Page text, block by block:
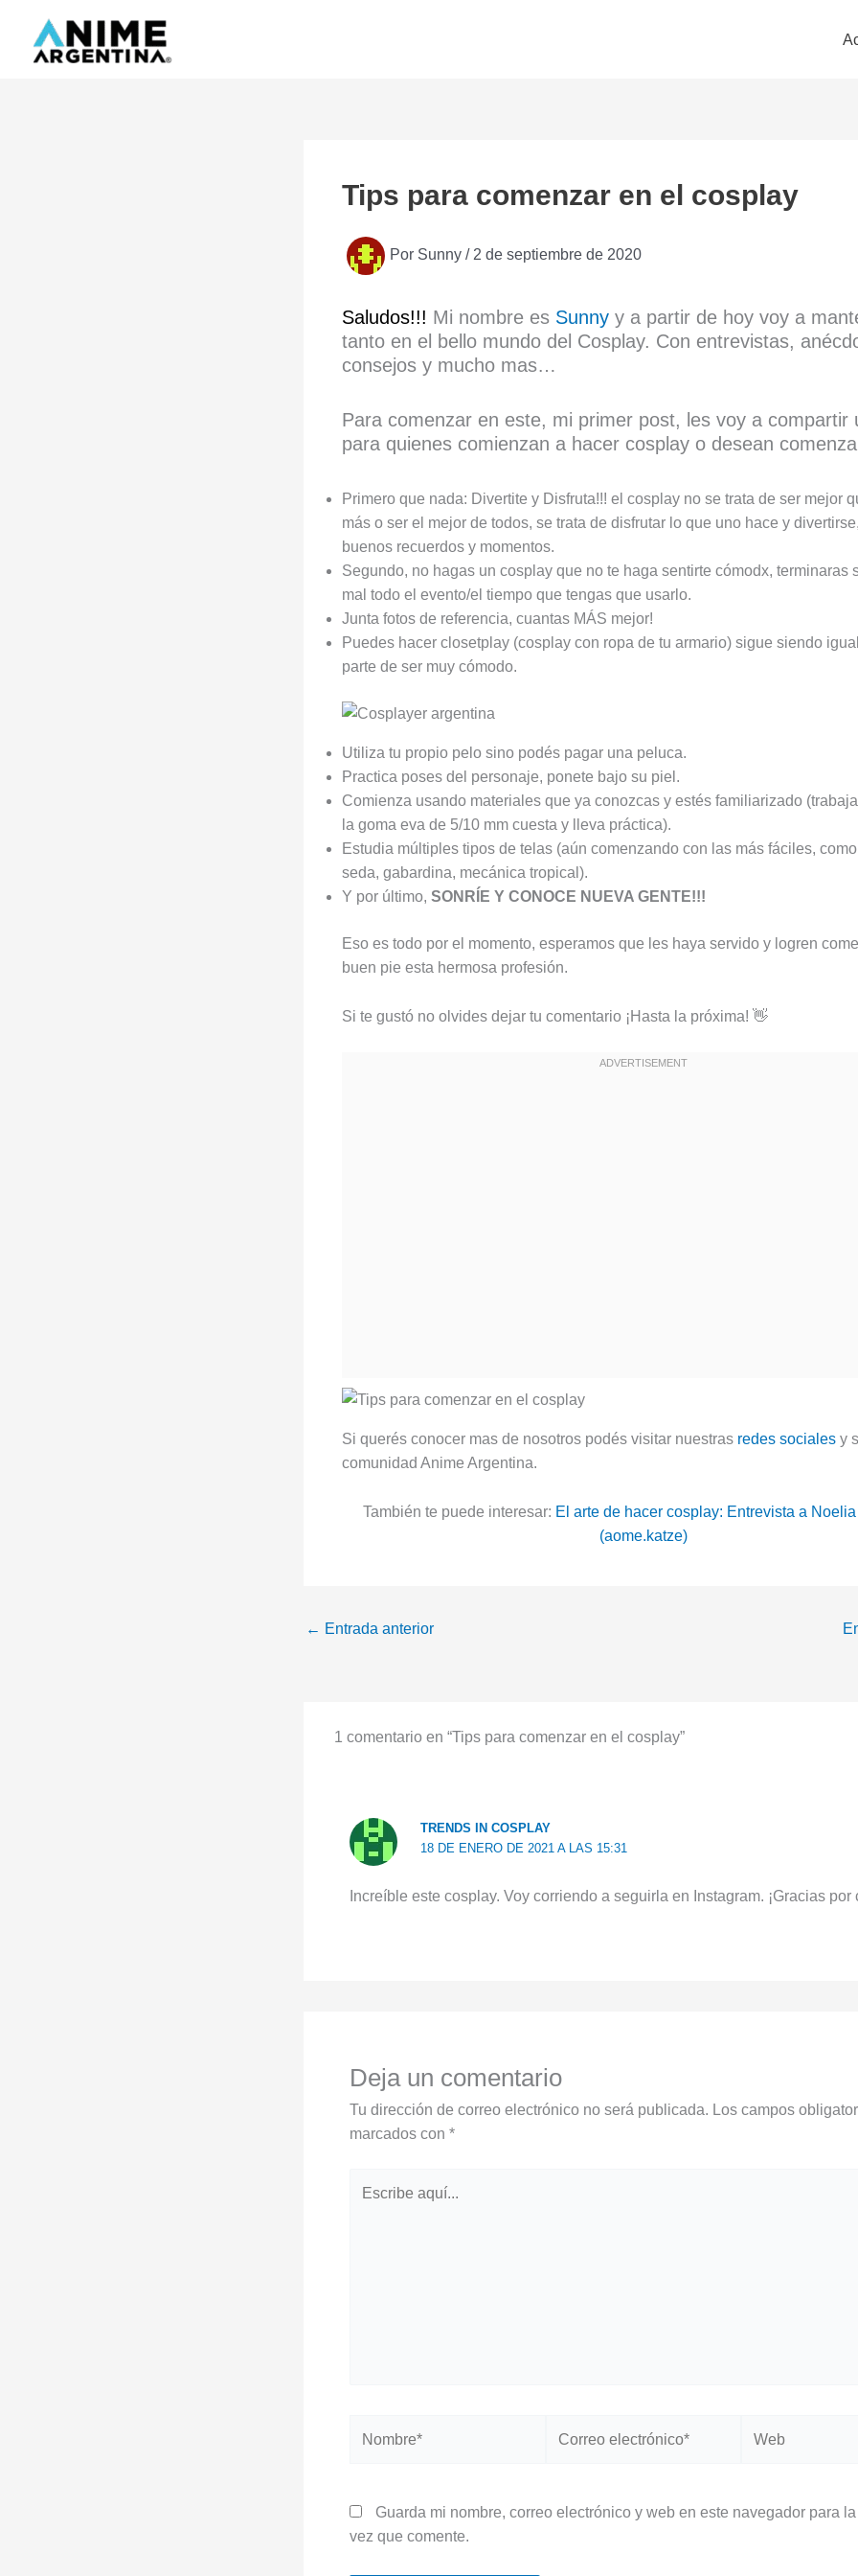
contenido
Tips para comenzar en el cosplay
Por Sunny / 2 de septiembre de 2020
Saludos!!! Mi nombre es Sunny y a partir de hoy voy a
tanto en el bello mundo del Cosplay. Con entrevistas,
consejos y mucho mas…
Para comenzar en este, mi primer post, les voy a compartir
para quienes comienzan a hacer cosplay o desean
Primero que nada: Divertite y Disfruta!!! el cosplay no se trata de ser mejor
más o ser el mejor de todos, se trata de disfrutar lo que uno hace y
buenos recuerdos y momentos.
Segundo, no hagas un cosplay que no te haga sentirte cómodx, terminaras
mal todo el evento/el tiempo que tengas que usarlo.
Junta fotos de referencia, cuantas MÁS mejor!
Puedes hacer closetplay (cosplay con ropa de tu armario) sigue siendo
parte de ser muy cómodo.
Utiliza tu propio pelo sino podés pagar una peluca.
Practica poses del personaje, ponete bajo su piel.
Comienza usando materiales que ya conozcas y estés familiarizado
la goma eva de 5/10 mm cuesta y lleva práctica).
Estudia múltiples tipos de telas (aún comenzando con las más fáciles,
seda, gabardina, mecánica tropical).
Y por último, SONRÍE Y CONOCE NUEVA GENTE!!!
Eso es todo por el momento, esperamos que les haya servido y logren
buen pie esta hermosa profesión.
Si te gustó no olvides dejar tu comentario ¡Hasta la próxima! 👋
Si querés conocer mas de nosotros podés visitar nuestras redes sociales y
comunidad Anime Argentina.
También te puede interesar: El arte de hacer cosplay: Entrevista a
(aome.katze)
← Entrada anterior
1 comentario en “Tips para comenzar en el cosplay”
TRENDS IN COSPLAY
18 DE ENERO DE 2021 A LAS 15:31
Increíble este cosplay. Voy corriendo a seguirla en Instagram. ¡Gracias por
Deja un comentario
Tu dirección de correo electrónico no será publicada. Los campos
marcados con *
aquí...
electrónico*
Guarda mi nombre, correo electrónico y web en este navegador para
vez que comente.